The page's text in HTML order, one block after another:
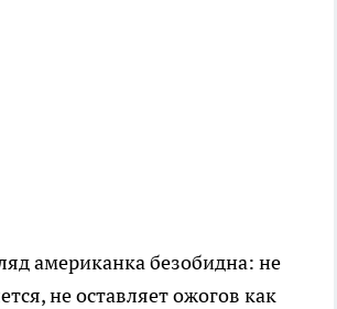
американка безобидна: не
не оставляет ожогов как